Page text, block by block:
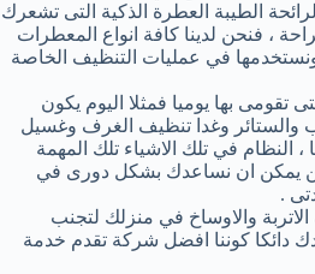
الطيبة العطرة الذكية التى تشعرك
، فنحن لدينا كافة انواع المعطرات
في عمليات التنظيف الخاصة
تقومى بها يوميا فمثلا اليوم يكون
والستائر وغدا تنظيف الغرف وغسيل
، النظام في تلك الاشياء تلك المهمة
يمكن ان نساعدك بشكل دورى في
.
والاوساخ في منزلك لتجنب
دائكا كوننا افضل شركة تقدم خدمة